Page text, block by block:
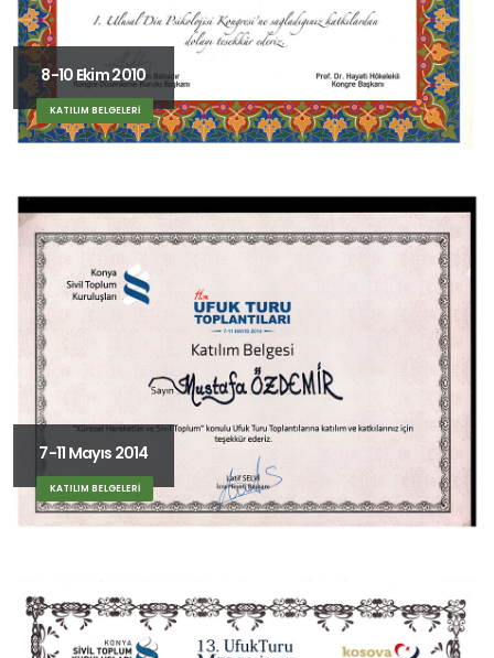
8-10 Ekim 2010
KATILIM BELGELERİ
7-11 Mayıs 2014
KATILIM BELGELERİ